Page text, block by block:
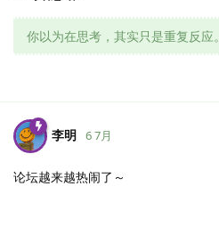
你以为在思考，其实只是重复反应。
李明 6 7月
论坛越来越热闹了～